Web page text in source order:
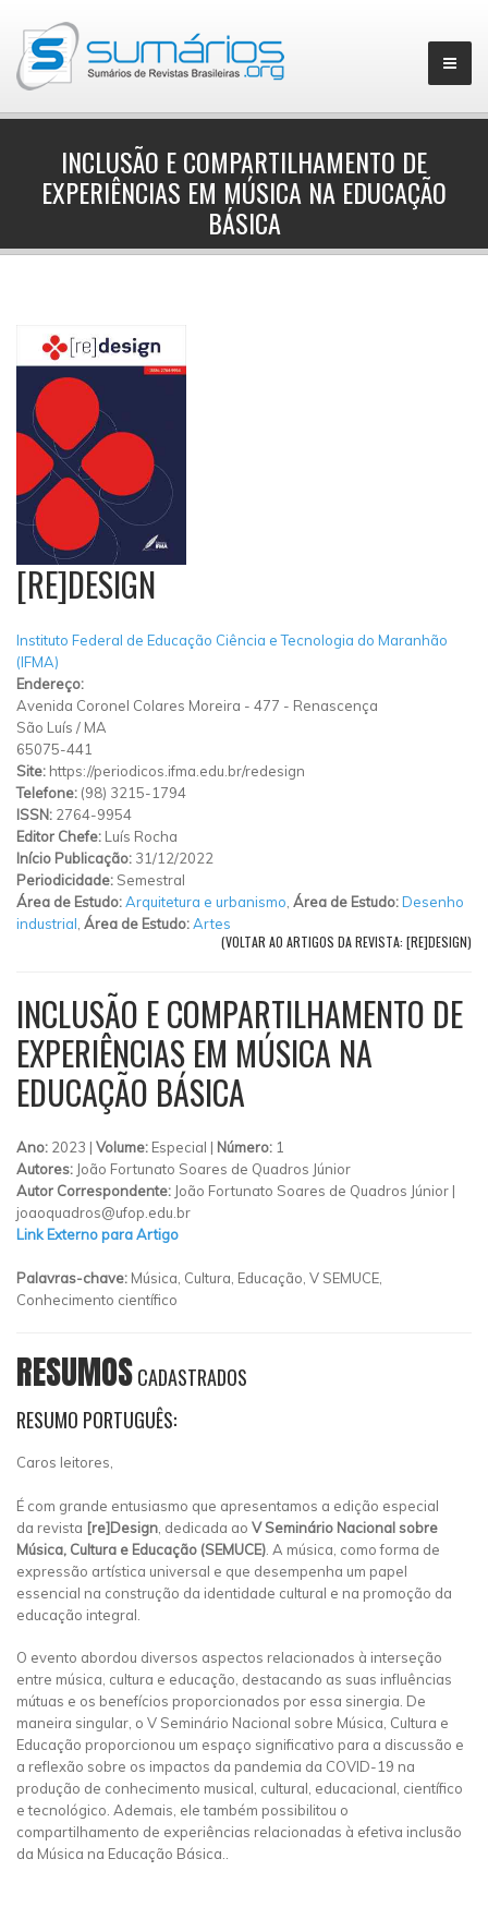
INCLUSÃO E COMPARTILHAMENTO DE
EXPERIÊNCIAS EM MÚSICA NA EDUCAÇÃO
BÁSICA
[RE]DESIGN
Instituto Federal de Educação Ciência e Tecnologia do Maranhão
(IFMA)
Endereço:
Avenida Coronel Colares Moreira - 477 - Renascença
São Luís / MA
65075-441
Site: https://periodicos.ifma.edu.br/redesign
Telefone: (98) 3215-1794
ISSN: 2764-9954
Editor Chefe: Luís Rocha
Início Publicação: 31/12/2022
Periodicidade: Semestral
Área de Estudo:Arquitetura e urbanismo Área de Estudo:Desenho
industrial Área de Estudo:Artes
(VOLTAR AO ARTIGOS DA REVISTA: [RE]DESIGN)
INCLUSÃO E COMPARTILHAMENTO DE
EXPERIÊNCIAS EM MÚSICA NA
EDUCAÇÃO BÁSICA
Ano: 2023 | Volume: Especial | Número: 1
Autores: João Fortunato Soares de Quadros Júnior
Autor Correspondente: João Fortunato Soares de Quadros Júnior |
joaoquadros@ufop.edu.br
Link Externo para Artigo
Palavras-chave: Música, Cultura, Educação, V SEMUCE,
Conhecimento científico
RESUMOSCADASTRADOS
RESUMO PORTUGUÊS:
Caros leitores,
É com grande entusiasmo que apresentamos a edição especial
da revista [re]Design , dedicada ao V Seminário Nacional sobre
Música, Cultura e Educação (SEMUCE) . A música, como forma de
expressão artística universal e que desempenha um papel
essencial na construção da identidade cultural e na promoção da
educação integral.
O evento abordou diversos aspectos relacionados à interseção
entre música, cultura e educação, destacando as suas influências
mútuas e os benefícios proporcionados por essa sinergia. De
maneira singular, o V Seminário Nacional sobre Música, Cultura e
Educação proporcionou um espaço significativo para a discussão e
a reflexão sobre os impactos da pandemia da COVID-19 na
produção de conhecimento musical, cultural, educacional, científico
e tecnológico. Ademais, ele também possibilitou o
compartilhamento de experiências relacionadas à efetiva inclusão
da Música na Educação Básica..